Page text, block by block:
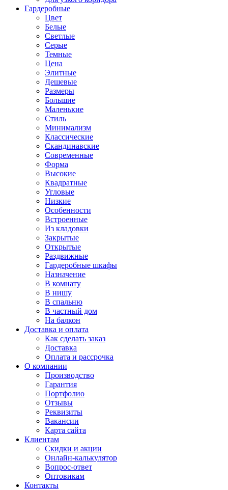
Гардеробные
Цвет
Белые
Светлые
Серые
Темные
Цена
Элитные
Дешевые
Размеры
Большие
Маленькие
Стиль
Минимализм
Классические
Скандинавские
Современные
Форма
Высокие
Квадратные
Угловые
Низкие
Особенности
Встроенные
Из кладовки
Закрытые
Открытые
Раздвижные
Гардеробные шкафы
Назначение
В комнату
В нишу
В спальню
В частный дом
На балкон
Доставка и оплата
Как сделать заказ
Доставка
Оплата и рассрочка
О компании
Производство
Гарантия
Портфолио
Отзывы
Реквизиты
Вакансии
Карта сайта
Клиентам
Скидки и акции
Онлайн-калькулятор
Вопрос-ответ
Оптовикам
Контакты